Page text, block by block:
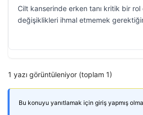
Cilt kanserinde erken tanı kritik bir rol
değişiklikleri ihmal etmemek
1 yazı görüntüleniyor (toplam 1)
Bu konuyu yanıtlamak için giriş yapmış